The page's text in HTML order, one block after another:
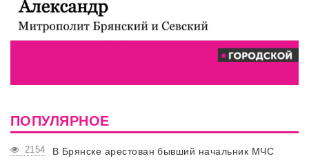
ПОПУЛЯРНОЕ
2154 В Брянске арестован бывший начальник МЧС